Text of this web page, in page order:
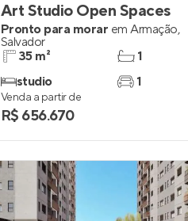
Art Studio Open Spaces
Pronto para morar em Armação,
Salvador
35 m²
studio
1
1
Venda a partir de
R$ 656.670